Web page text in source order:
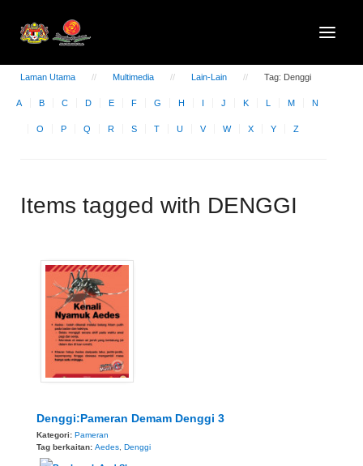
Laman Utama Multimedia Lain-Lain Tag: Denggi
A B C D E F G H I J K L M N
O P Q R S T U V W X Y Z
Items tagged with DENGGI
Denggi:Pameran Demam Denggi 3
Kategori: Pameran
Tag berkaitan: Aedes Denggi